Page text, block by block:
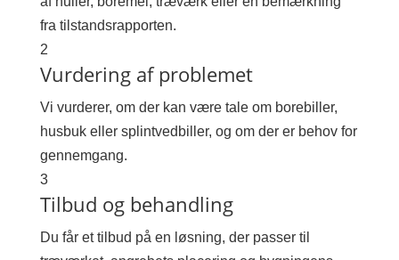
fra tilstandsrapporten.
2
Vurdering af problemet
Vi vurderer, om der kan være tale om borebiller,
husbuk eller splintvedbiller, og om der er behov for
gennemgang.
3
Tilbud og behandling
Du får et tilbud på en løsning, der passer til